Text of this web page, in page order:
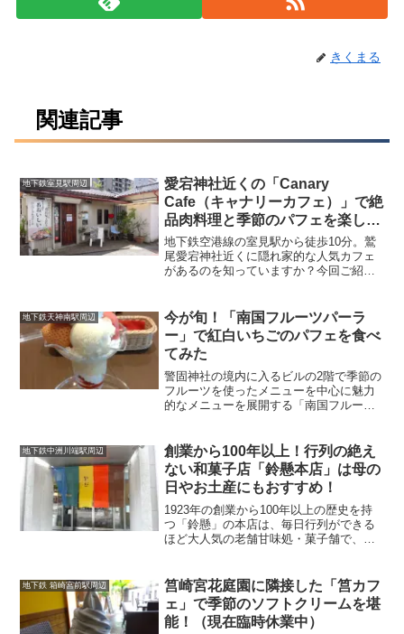
きくまる
関連記事
地下鉄室見駅周辺
愛宕神社近くの「Canary
Cafe（キャナリーカフェ）」で絶
品肉料理と季節のパフェを楽しも
う！
地下鉄空港線の室見駅から徒歩10分。鷲
尾愛宕神社近くに隠れ家的な人気カフェ
があるのを知っていますか？今回ご紹介
パフェが人気の隠れ家的名店。20年以上
愛されてきたのには納得の理由がありま
す。では今回も、アタリのお店をしっか
りレポしますよ！
地下鉄天神南駅周辺
今が旬！「南国フルーツパーラ
ー」で紅白いちごのパフェを食べ
てみた
警固神社の境内に入るビルの2階で季節の
フルーツを使ったメニューを中心に魅力
的なメニューを展開する「南国フルーツ
ましたよ♪紅白両方楽しめるパフェに注目
してみてくださいね!
地下鉄中洲川端駅周辺
創業から100年以上！行列の絶え
ない和菓子店「鈴懸本店」は母の
日やお土産にもおすすめ！
1923年の創業から100年以上の歴史を持
つ「鈴懸」の本店は、毎日行列ができる
ほど大人気の老舗甘味処・菓子舗で、も
幅広いファンを持つ「鈴懸本店」は、母
の日のギフトやお土産にもイチオシ！今
回は、そんな「鈴懸本店」をご紹介しま
す。
地下鉄 箱崎宮前駅周辺
筥崎宮花庭園に隣接した「筥カフ
ェ」で季節のソフトクリームを堪
能！（現在臨時休業中）